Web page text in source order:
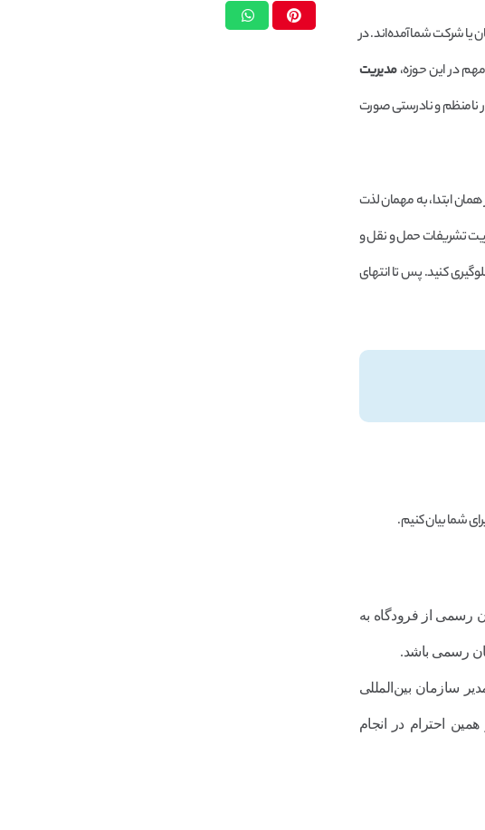
یا شرکت شما آمده‌اند. در
در این حوزه،مدیریت
نامنظم و نادرستی صورت
همان ابتدا، به مهمان لذت
تشریفات حمل و نقل و
کنید. پس تا انتهای
شما بیان کنیم.
رسمی از فرودگاه به
رسمی باشد.
سازمان بین‌المللی
احترام در انجام